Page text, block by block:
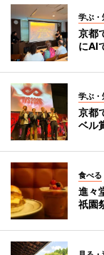
学ぶ・
京都
にAI
学ぶ・
京都
ベル
食べる
進々
祇園